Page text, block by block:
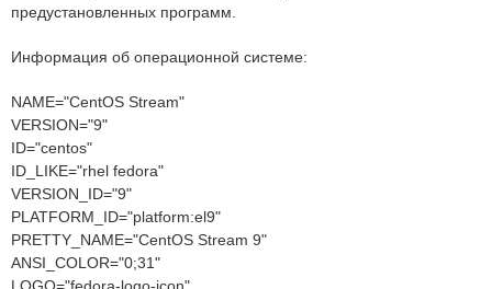
предустановленных программ.
Информация об операционной системе:
NAME="CentOS Stream"
VERSION="9"
ID="centos"
ID_LIKE="rhel fedora"
VERSION_ID="9"
PLATFORM_ID="platform:el9"
PRETTY_NAME="CentOS Stream 9"
ANSI_COLOR="0;31"